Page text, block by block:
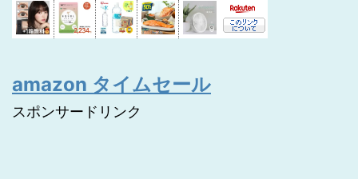
amazon タイムセール
スポンサードリンク